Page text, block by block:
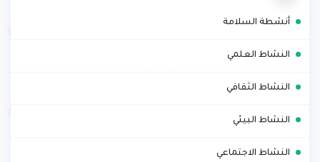
. أنشطة السلامة
. النشاط العلمي
. النشاط الثقافي
. النشاط البيئي
. النشاط الاجتماعي